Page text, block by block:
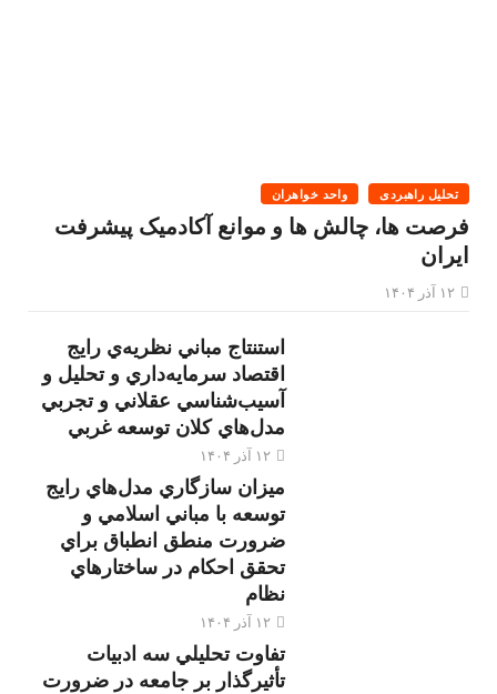
تحلیل راهبردی واحد خواهران
فرصت ها، چالش ها و موانع آکادمیک پیشرفت
ایران
استنتاج مباني نظريه‌ي رايج
اقتصاد سرمايه‌داري و تحليل و
آسيب‌شناسي عقلاني و تجربي
مدل‌هاي كلان توسعه غربي
۱۲ آذر ۱۴۰۴
ميزان سازگاري مدل‌هاي رايج
توسعه با مباني اسلامي و
ضرورت منطق انطباق براي
تحقق احكام در ساختارهاي
نظام
۱۲ آذر ۱۴۰۴
تفاوت تحليلي سه ادبيات
تأثيرگذار بر جامعه در ضرورت